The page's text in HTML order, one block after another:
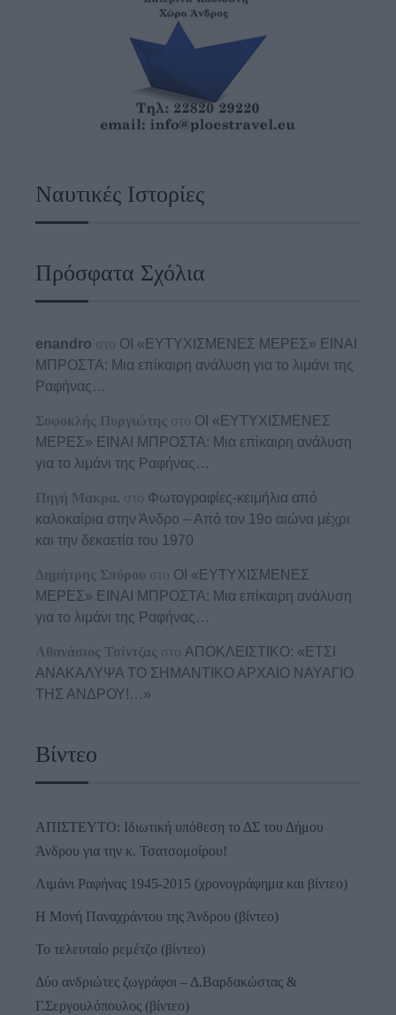
Ναυτικές Ιστορίες
Πρόσφατα Σχόλια
enandro στο ΟΙ «ΕΥΤΥΧΙΣΜΕΝΕΣ ΜΕΡΕΣ» ΕΙΝΑΙ
ΜΠΡΟΣΤΑ: Μια επίκαιρη ανάλυση για το λιμάνι της
Ραφήνας…
Σοφοκλής Πυργιώτης στο ΟΙ «ΕΥΤΥΧΙΣΜΕΝΕΣ
ΜΕΡΕΣ» ΕΙΝΑΙ ΜΠΡΟΣΤΑ: Μια επίκαιρη ανάλυση
για το λιμάνι της Ραφήνας…
Πηγή Μακρα. στο Φωτογραφίες-κειμήλια από
καλοκαίρια στην Άνδρο – Από τον 19ο αιώνα μέχρι
και την δεκαετία του 1970
Δημήτρης Σπύρου στο ΟΙ «ΕΥΤΥΧΙΣΜΕΝΕΣ
ΜΕΡΕΣ» ΕΙΝΑΙ ΜΠΡΟΣΤΑ: Μια επίκαιρη ανάλυση
για το λιμάνι της Ραφήνας…
Αθανάσιος Τσίντζας στο ΑΠΟΚΛΕΙΣΤΙΚΟ: «ΕΤΣΙ
ΑΝΑΚΑΛΥΨΑ ΤΟ ΣΗΜΑΝΤΙΚΟ ΑΡΧΑΙΟ ΝΑΥΑΓΙΟ
ΤΗΣ ΑΝΔΡΟΥ!…»
Βίντεο
ΑΠΙΣΤΕΥΤΟ: Ιδιωτική υπόθεση το ΔΣ του Δήμου
Άνδρου για την κ. Τσατσομοίρου!
Λιμάνι Ραφήνας 1945-2015 (χρονογράφημα και βίντεο)
Η Μονή Παναχράντου της Άνδρου (βίντεο)
Το τελευταίο ρεμέτζο (βίντεο)
Δύο ανδριώτες ζωγράφοι – Δ.Βαρδακώστας &
Γ.Σεργουλόπουλος (βίντεο)